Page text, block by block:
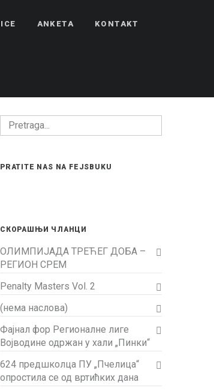
ANKETA KONTAKT
PRATITE NAS NA FEJSBUKU
СКОРАШЊИ ЧЛАНЦИ
ОЛИМПИЈАДА ТРЕЋЕГ ДОБА –
РЕГИОН СРЕМ
Penalty Masters Vol. 2
(нема наслова)
Фајнал фор Регионалне лиге
Војводине одржан у хали „Пинки“
624 предшколца ПУ „Пчелица“
опростила се од вртићких дана